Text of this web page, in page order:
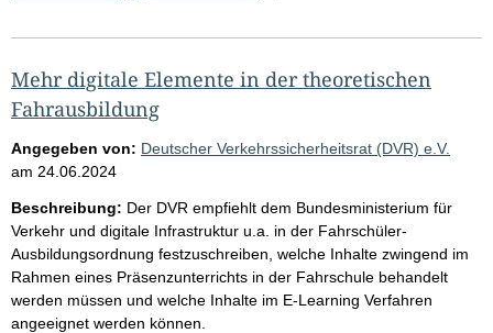
Mehr digitale Elemente in der theoretischen
Fahrausbildung
Angegeben von: Deutscher Verkehrssicherheitsrat (DVR) e.V.
am 24.06.2024
Beschreibung: Der DVR empfiehlt dem Bundesministerium für
Verkehr und digitale Infrastruktur u.a. in der Fahrschüler-
Ausbildungsordnung festzuschreiben, welche Inhalte zwingend im
Rahmen eines Präsenzunterrichts in der Fahrschule behandelt
werden müssen und welche Inhalte im E-Learning Verfahren
angeeignet werden können.